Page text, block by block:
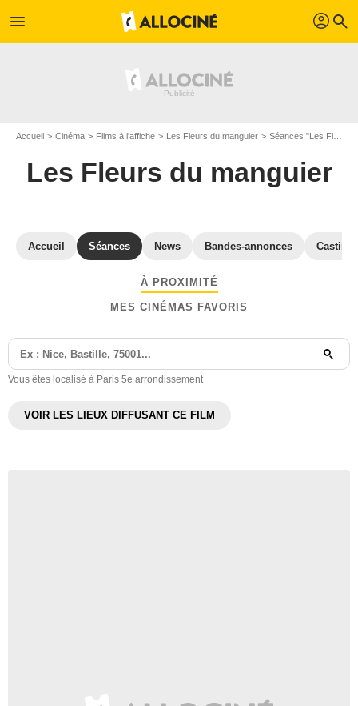
menu profil search
Accueil Cinéma Films à l'affiche Les Fleurs du manguier Séances "Les Fleurs du manguier" Paris
Les Fleurs du manguier
Accueil Séances News Bandes-annonces Casting
À PROXIMITÉ
MES CINÉMAS FAVORIS
Vous êtes localisé à Paris 5e arrondissement
VOIR LES LIEUX DIFFUSANT CE FILM